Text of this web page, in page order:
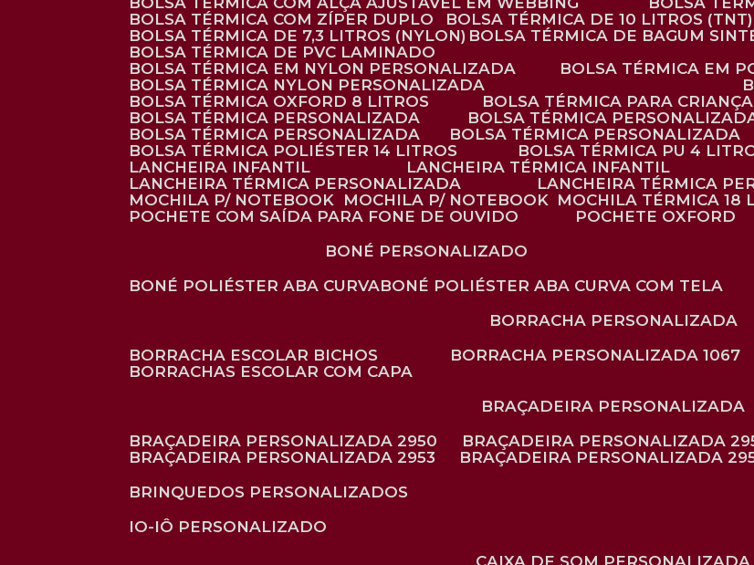
BOLSA TÉRMICA COM ZÍPER DUPLO
BOLSA TÉRMICA DE 10 LITROS (TNT)
BOLSA TÉRMICA DE 7,3 LITROS (NYLON)
BOLSA TÉRMICA DE BAGUM
BOLSA TÉRMICA DE PVC LAMINADO
BOLSA TÉRMICA EM NYLON PERSONALIZADA
BOLSA TÉRMICA EM
BOLSA TÉRMICA NYLON PERSONALIZADA
BOLSA TÉRMICA OXFORD 8 LITROS
BOLSA TÉRMICA PARA CRIANÇA
BOLSA TÉRMICA PERSONALIZADA
BOLSA TÉRMICA
BOLSA TÉRMICA PERSONALIZADA
BOLSA TÉRMICA PERSONALIZADA
BOLSA TÉRMICA POLIÉSTER 14 LITROS
BOLSA TÉRMICA PU 4
LANCHEIRA INFANTIL
LANCHEIRA TÉRMICA INFANTIL
LANCHEIRA TÉRMICA PERSONALIZADA
LANCHEIRA TÉRMICA
MOCHILA P/ NOTEBOOK
MOCHILA P/ NOTEBOOK MOCHILA TÉRMICA 18
POCHETE COM SAÍDA PARA FONE DE OUVIDO
POCHETE OXFORD
BONÉ PERSONALIZADO
BONÉ POLIÉSTER ABA CURVA
BONÉ POLIÉSTER ABA CURVA COM TELA
BORRACHA PERSONALIZADA
BORRACHA ESCOLAR BICHOS
BORRACHA PERSONALIZADA 1067
BORRACHAS ESCOLAR COM CAPA
BRAÇADEIRA PERSONALIZADA
BRAÇADEIRA PERSONALIZADA 2950
BRAÇADEIRA PERSONALIZADA
BRAÇADEIRA PERSONALIZADA 2953
BRAÇADEIRA PERSONALIZADA
BRINQUEDOS PERSONALIZADOS
IO-IÔ PERSONALIZADO
CAIXA DE SOM PERSONALIZADA